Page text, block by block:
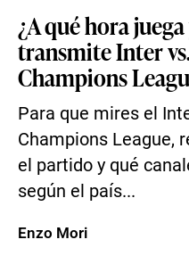
¿A qué hora
transmite Inter
Champions
Para que mires el
Champions League,
el partido y qué
según el país...
Enzo Mori